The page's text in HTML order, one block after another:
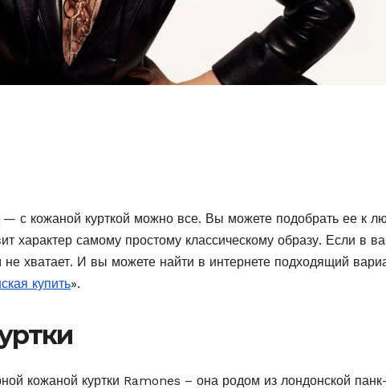
— с кожаной курткой можно все. Вы можете подобрать ее к
характер самому простому классическому образу. Если в
хватает. И вы можете найти в интернете подходящий
купить».
кожаной куртки Ramones – она родом из лондонской